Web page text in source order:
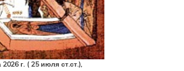
2026 г. ( 25 июля ст.ст.),